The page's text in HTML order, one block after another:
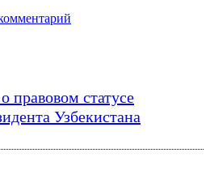
правовом статусе
Узбекистана